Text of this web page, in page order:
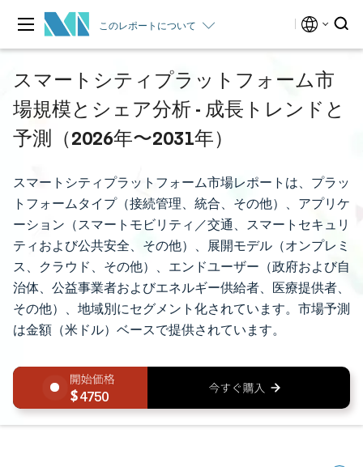
このレポートについて
スマートシティプラットフォーム市
場規模とシェア分析 - 成長トレンドと
予測（2026年〜2031年）
スマートシティプラットフォーム市場レポートは、プラッ
トフォームタイプ（接続管理、統合、その他）、アプリケ
ーション（スマートモビリティ／交通、スマートセキュリ
ティおよび公共安全、その他）、展開モデル（オンプレミ
ス、クラウド、その他）、エンドユーザー（政府および自
治体、公益事業者およびエネルギー供給者、医療提供者、
その他）、地域別にセグメント化されています。市場予測
は金額（米ドル）ベースで提供されています。
4750